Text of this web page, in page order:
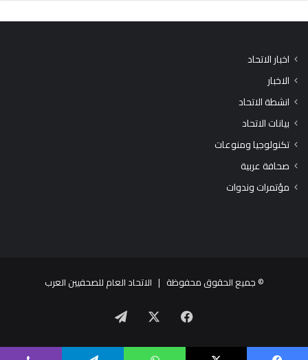
اخبار الاتحاد
الاخبار
انشطة الاتحاد
بيانات الاتحاد
تكنولوجيا ومنوعات
صحافة عربية
مؤتمرات وندوات
© جميع الحقوق محفوظة | الاتحاد العام للصحفيين العرب
فيسبوك تيلقرام